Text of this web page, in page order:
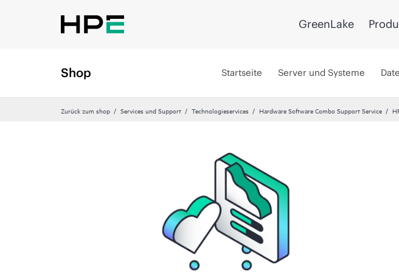
GreenLake
Shop Startseite Server und Systeme
Zurück zum shop Services und Support Technologieservices Hardware Software Combo Support Service